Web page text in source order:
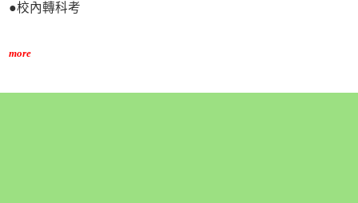
●校內轉科考
more